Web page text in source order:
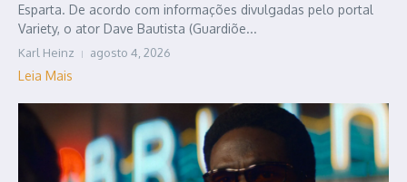
Esparta. De acordo com informações divulgadas pelo portal
Variety, o ator Dave Bautista (Guardiõe...
Karl Heinz agosto 4, 2026
Leia Mais